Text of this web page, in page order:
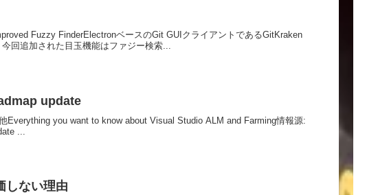
Fuzzy FinderElectronベースのGit GUIクライアントであるGitKraken
回追加された目玉機能はファジー検索...
update
Everything you want to know about Visual Studio ALM and Farming情報源:
...
しない理由